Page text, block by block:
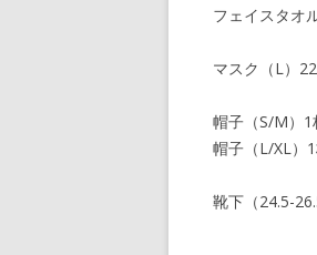
フェイスタ
マスク（L）
帽子（S/M）1
帽子（L/XL）
靴下（24.5-